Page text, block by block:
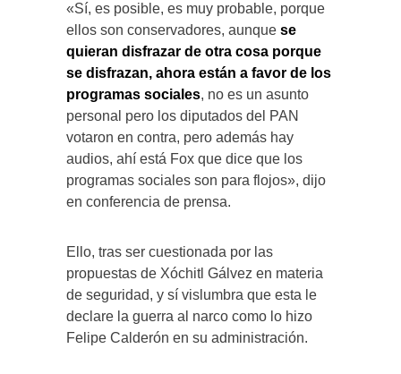
«Sí, es posible, es muy probable, porque
ellos son conservadores, aunque se
quieran disfrazar de otra cosa porque
se disfrazan, ahora están a favor de los
programas sociales, no es un asunto
personal pero los diputados del PAN
votaron en contra, pero además hay
audios, ahí está Fox que dice que los
programas sociales son para flojos», dijo
en conferencia de prensa.
Ello, tras ser cuestionada por las
propuestas de Xóchitl Gálvez en materia
de seguridad, y sí vislumbra que esta le
declare la guerra al narco como lo hizo
Felipe Calderón en su administración.